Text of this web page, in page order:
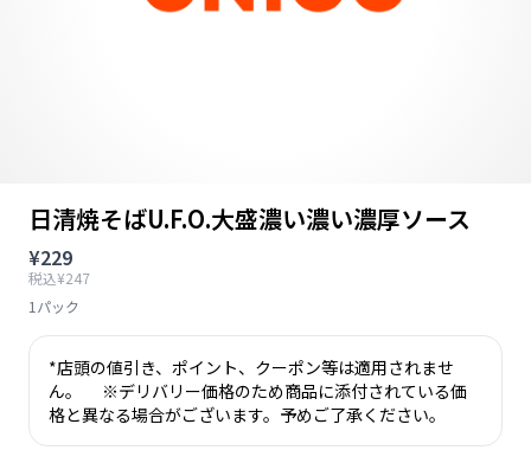
日清焼そばU.F.O.大盛濃い濃い濃厚ソース
¥229
税込¥247
1パック
*店頭の値引き、ポイント、クーポン等は適用されませ
ん。 ※デリバリー価格のため商品に添付されている価
格と異なる場合がございます。予めご了承ください。